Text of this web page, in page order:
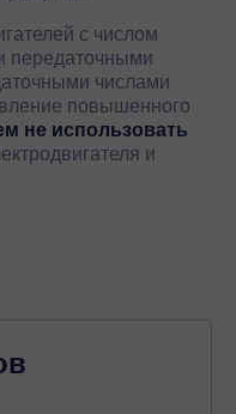
с числом
передаточными
числами
повышенного
не использовать
и